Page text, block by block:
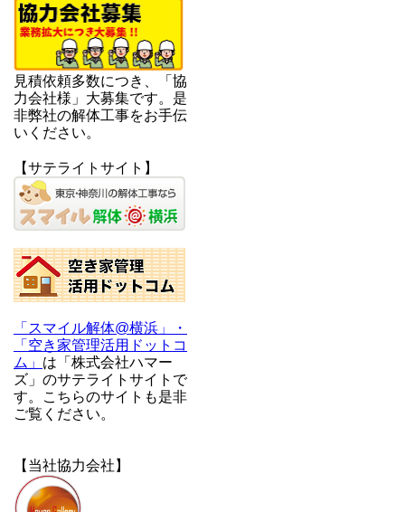
見積依頼多数につき、「協
力会社様」大募集です。是
非弊社の解体工事をお手伝
いください。
【サテライトサイト】
「スマイル解体@横浜」・
「空き家管理活用ドットコ
ム」 は「株式会社ハマー
ズ」のサテライトサイトで
す。こちらのサイトも是非
ご覧ください。
【当社協力会社】